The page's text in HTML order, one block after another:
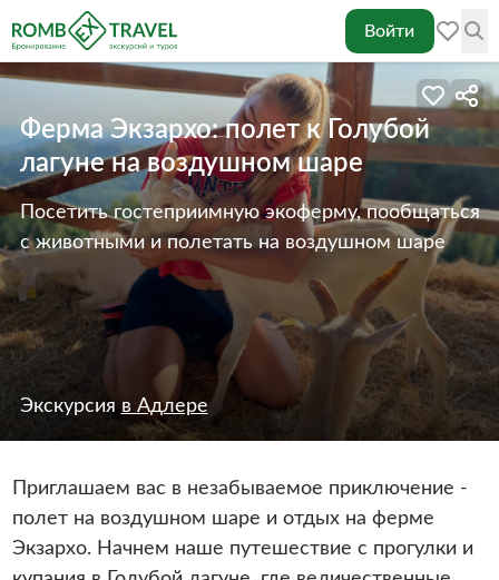
Войти
Ферма Экзархо: полет к Голубой
лагуне на воздушном шаре
Посетить гостеприимную экоферму, пообщаться
с животными и полетать на воздушном шаре
Экскурсия в Адлере
Приглашаем вас в незабываемое приключение -
полет на воздушном шаре и отдых на ферме
Экзархо. Начнем наше путешествие с прогулки и